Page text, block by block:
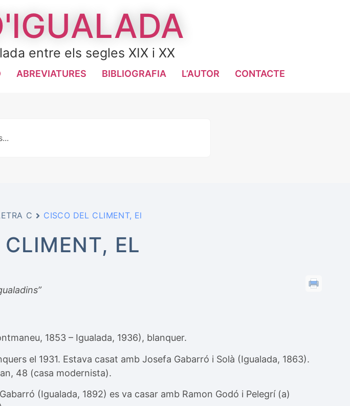
entre els segles XIX i XX
ABREVIATURES BIBLIOGRAFIA L’AUTOR CONTACTE
C CISCO DEL CLIMENT, El
EL
1853 – Igualada, 1936), blanquer.
el 1931. Estava casat amb Josefa Gabarró i Solà (Igualada, 1863).
48 (casa modernista).
(Igualada, 1892) es va casar amb Ramon Godó i Pelegrí (a)